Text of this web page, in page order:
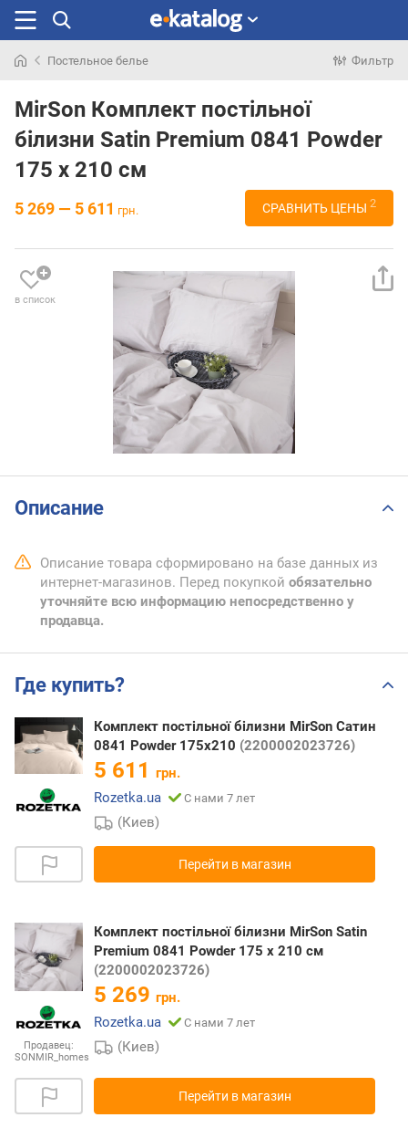
раньше
Постельное белье Фильтр
MirSon Комплект постільної
білизни Satin Premium 0841 Powder
175 x 210 см
5 269 — 5 611 грн. СРАВНИТЬ ЦЕНЫ 2
в список
Описание
Описание товара сформировано на базе данных из
интернет-магазинов. Перед покупкой обязательно
уточняйте всю информацию непосредственно у
продавца.
Где купить?
Комплект постільної білизни MirSon Сатин
0841 Powder 175х210 (2200002023726)
5 611 грн.
Rozetka.ua
С нами 7 лет
(Киев)
Перейти в магазин
Продавец:
SONMIR_homes
Комплект постільної білизни MirSon Satin
Premium 0841 Powder 175 x 210 см
(2200002023726)
5 269 грн.
Rozetka.ua
С нами 7 лет
(Киев)
Перейти в магазин